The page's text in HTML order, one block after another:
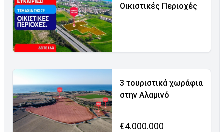
Οικιστικές Περιοχές
3 τουριστικά χωράφια
στην Αλαμινό
€4.000.000